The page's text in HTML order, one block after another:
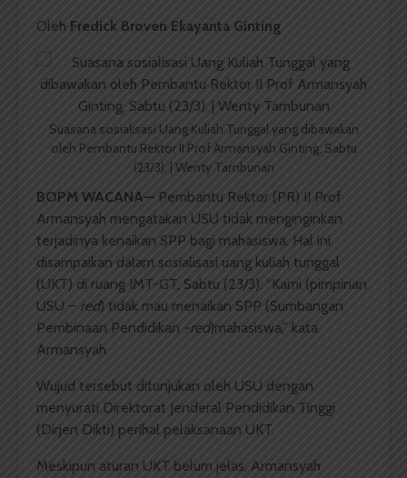
Oleh Fredick Broven Ekayanta Ginting
Suasana sosialisasi Uang Kuliah Tunggal yang dibawakan
oleh Pembantu Rektor II Prof Armansyah Ginting, Sabtu
(23/3). | Wenty Tambunan
BOPM WACANA— Pembantu Rektor (PR) II Prof
Armansyah mengatakan USU tidak menginginkan
terjadinya kenaikan SPP bagi mahasiswa. Hal ini
disampaikan dalam sosialisasi uang kuliah tunggal
(UKT) di ruang IMT-GT, Sabtu (23/3). “Kami (pimpinan
USU – red) tidak mau menaikan SPP (Sumbangan
Pembinaan Pendidikan -red)mahasiswa,” kata
Armansyah.
Wujud tersebut ditunjukan oleh USU dengan
menyurati Direktorat Jenderal Pendidikan Tinggi
(Dirjen Dikti) perihal pelaksanaan UKT.
Meskipun aturan UKT belum jelas, Armansyah